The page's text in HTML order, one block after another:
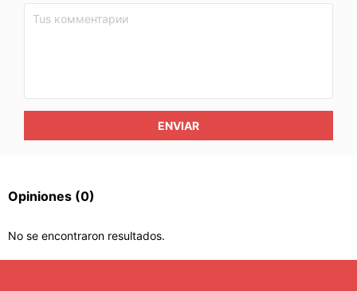
ENVIAR
Opiniones (0)
No se encontraron resultados.